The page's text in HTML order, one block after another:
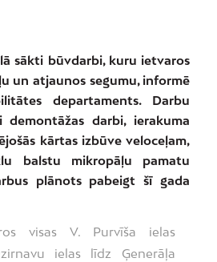
sākti būvdarbi, kuru ietvaros
un atjaunos segumu, informē
departaments. Darbu
darbi, ierakuma
kārtas izbūve veloceļam,
balstu mikropāļu pamatu
plānots pabeigt šī gada
visas V. Purvīša ielas
ielas līdz Ģenerāļa